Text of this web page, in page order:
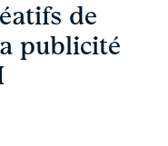
de
publicité